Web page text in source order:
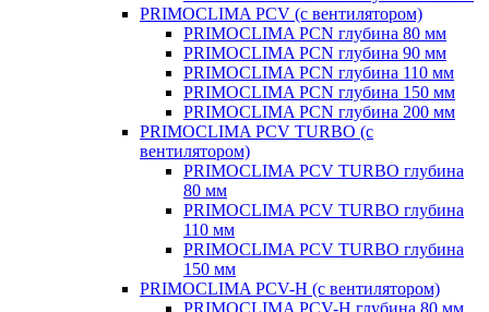
PRIMOCLIMA PCV (c вентилятором)
PRIMOCLIMA PCN глубина 80 мм
PRIMOCLIMA PCN глубина 90 мм
PRIMOCLIMA PCN глубина 110 мм
PRIMOCLIMA PCN глубина 150 мм
PRIMOCLIMA PCN глубина 200 мм
PRIMOCLIMA PCV TURBO (c
вентилятором)
PRIMOCLIMA PCV TURBO глубина
80 мм
PRIMOCLIMA PCV TURBO глубина
110 мм
PRIMOCLIMA PCV TURBO глубина
150 мм
PRIMOCLIMA PCV-H (c вентилятором)
PRIMOCLIMA PCV-H глубина 80 мм